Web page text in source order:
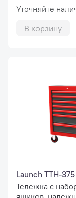
Уточняйте
В корзину
Launch TTH-375
Тележка с